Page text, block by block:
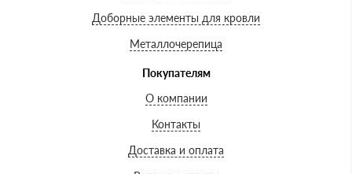
Доборные элементы для кровли
Металлочерепица
Покупателям
О компании
Контакты
Доставка и оплата